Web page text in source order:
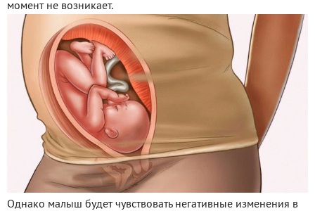
момент не возникает.
Однако малыш будет чувствовать негативные изменения в